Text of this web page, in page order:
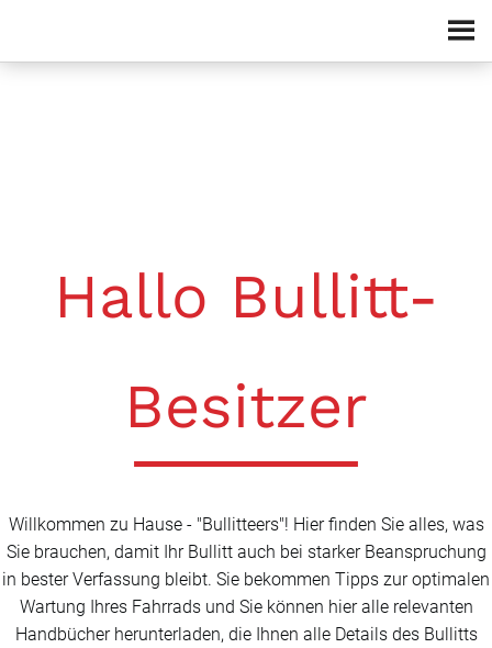
Hallo Bullitt-
Besitzer
Willkommen zu Hause - "Bullitteers"! Hier finden Sie alles, was
Sie brauchen, damit Ihr Bullitt auch bei starker Beanspruchung
in bester Verfassung bleibt. Sie bekommen Tipps zur optimalen
Wartung Ihres Fahrrads und Sie können hier alle relevanten
Handbücher herunterladen, die Ihnen alle Details des Bullitts